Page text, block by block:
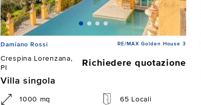
Damiano Rossi RE/MAX Golden House 3
Crespina Lorenzana,
PI
Richiedere quotazione
Villa singola
1000 mq 65 Locali